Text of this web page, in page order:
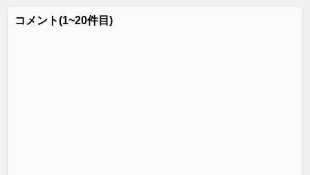
コメント(1~20件目)